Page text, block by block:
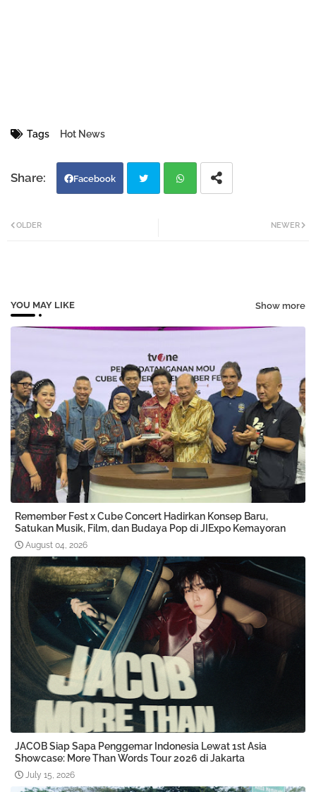
Tags Hot News
Facebook
NEWER
OLDER
YOU MAY LIKE Show more
Remember Fest x Cube Concert Hadirkan Konsep Baru,
Satukan Musik, Film, dan Budaya Pop di JIExpo Kemayoran
August 04, 2026
JACOB Siap Sapa Penggemar Indonesia Lewat 1st Asia
Showcase: More Than Words Tour 2026 di Jakarta
July 15, 2026